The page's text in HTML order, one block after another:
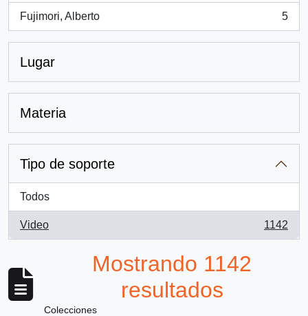
Fujimori, Alberto
, 5 resultados
5
Lugar
Materia
Tipo de soporte
Todos
Video
, 1142 resultados
1142
Mostrando 1142
resultados
Colecciones